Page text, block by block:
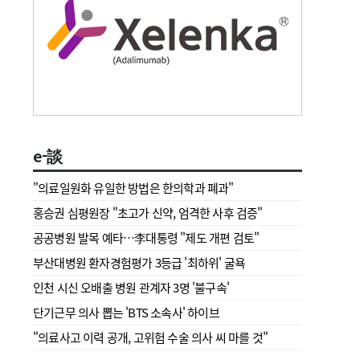
e-談
"의료일원화 유일한 방법은 한의학과 폐과"
홍승권 심평원장 " 초고가 신약, 엄격한 사후 검증"
공공병원 발목 예타…李대통령 "제도 개편 검토"
부산대병원 환자경험평가 3등급 '최하위' 굴욕
인천 시신 오배출 병원 관계자 3명 '불구속'
단기근무 의사 뽑는 'BTS 소속사' 하이브
"의료사고 이력 공개, 고위험 수술 의사 씨 마를 것"